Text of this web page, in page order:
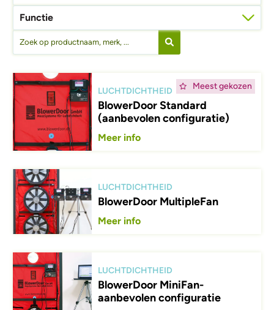
Functie
Meest gekozen
Afbeelding
LUCHTDICHTHEID
BlowerDoor Standard
(aanbevolen configuratie)
Meer info
Afbeelding
LUCHTDICHTHEID
BlowerDoor MultipleFan
Meer info
Afbeelding
LUCHTDICHTHEID
BlowerDoor MiniFan-
aanbevolen configuratie